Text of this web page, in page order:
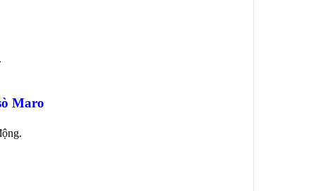
Maro